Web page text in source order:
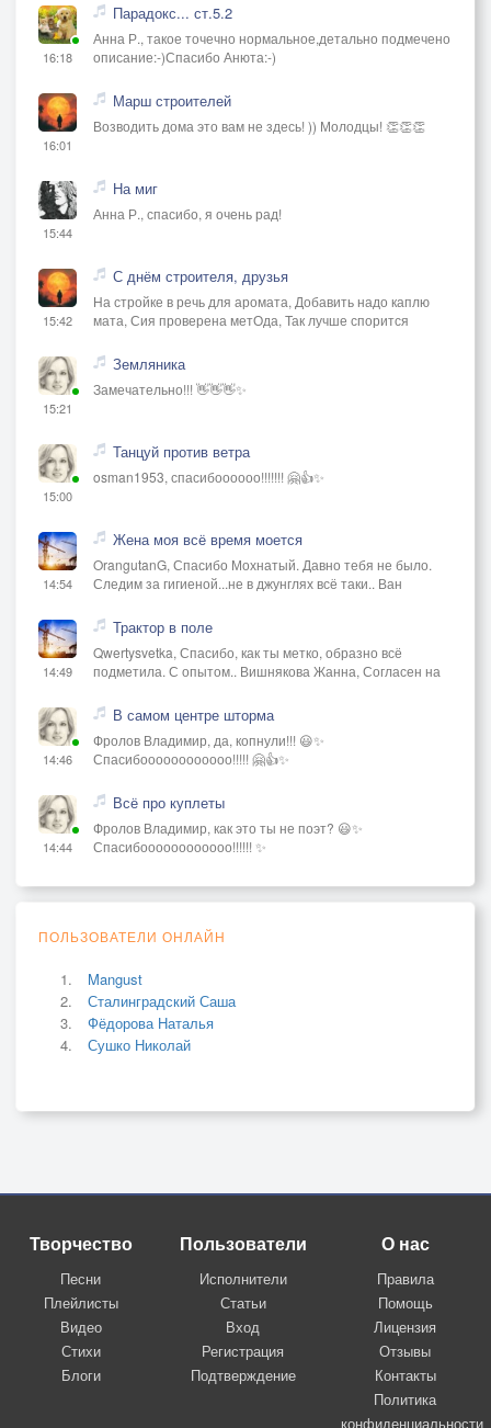
16:18
Парадокс... ст.5.2
Анна Р., такое точечно нормальное,детально подмечено
описание:-)Спасибо Анюта:-)
16:01
Марш строителей
Возводить дома это вам не здесь! )) Молодцы! 👏👏👏
15:44
На миг
Анна Р., спасибо, я очень рад!
15:42
С днём строителя, друзья
На стройке в речь для аромата, Добавить надо каплю
мата, Сия проверена метОда, Так лучше спорится
15:21
Земляника
Замечательно!!! 👋👋👋✨
15:00
Танцуй против ветра
osman1953, спасибоооооо!!!!!!! 🤗👍✨
14:54
Жена моя всё время моется
OrangutanG, Спасибо Мохнатый. Давно тебя не было.
Следим за гигиеной...не в джунглях всё таки.. Ван
14:49
Трактор в поле
Qwertysvetka, Спасибо, как ты метко, образно всё
подметила. С опытом.. Вишнякова Жанна, Согласен на
14:46
В самом центре шторма
Фролов Владимир, да, копнули!!! 😃✨
Спасибоооооооооооо!!!!! 🤗👍✨
14:44
Всё про куплеты
Фролов Владимир, как это ты не поэт? 😃✨
Спасибоооооооооооо!!!!!! ✨
ПОЛЬЗОВАТЕЛИ ОНЛАЙН
Mangust
Сталинградский Саша
Фёдорова Наталья
Сушко Николай
Творчество
Песни
Плейлисты
Видео
Стихи
Блоги
Пользователи
Исполнители
Статьи
Вход
Регистрация
Подтверждение
О нас
Правила
Помощь
Лицензия
Отзывы
Контакты
Политика
конфиденциальности